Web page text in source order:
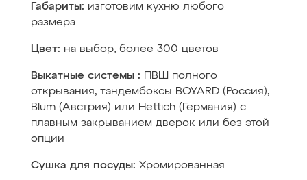
Габариты: изготовим кухню любого
размера
Цвет: на выбор, более 300 цветов
Выкатные системы :
ПВШ полного
открывания, тандембоксы BOYARD (Россия),
Blum (Австрия) или Hettich (Германия) с
плавным закрыванием дверок или без этой
опции
Сушка для посуды: Хромированная